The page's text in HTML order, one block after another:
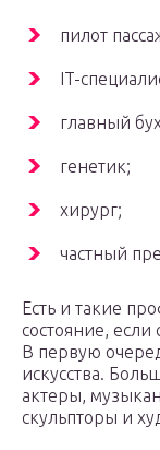
пилот
IT-
главный
генетик;
хирург;
частный
Есть и такие
состояние,
В первую
искусства.
актеры,
скульпторы и